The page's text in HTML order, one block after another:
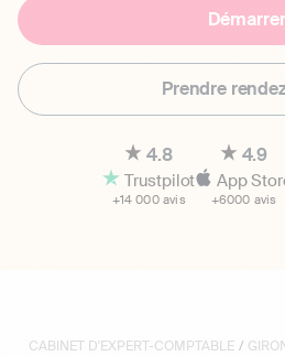
Démarrer
Prendre
4.8
Trustpilot
+14 000 avis
4.9
App
+6000 avis
CABINET D'EXPERT-COMPTABLE /